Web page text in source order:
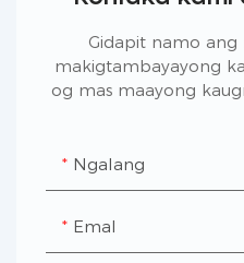
Gidapit namo
makigtambayayong
og mas maayong
Ngalang
Emal